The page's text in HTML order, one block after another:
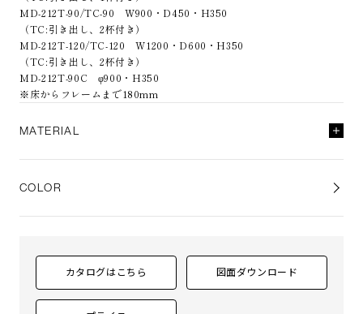
MD-212T-90/TC-90 W900・D450・H350
（TC:引き出し、2杯付き）
MD-212T-120/TC-120 W1200・D600・H350
（TC:引き出し、2杯付き）
MD-212T-90C φ900・H350
※床からフレームまで180mm
MATERIAL
ポリウレタン塗装 + 抗菌トップコート
アジャスタ－付
COLOR
カタログはこちら 図面ダウンロード